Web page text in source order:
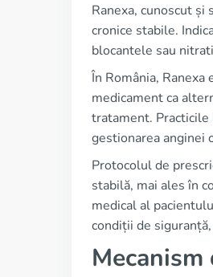
Ranexa, cunoscut
cronice stabile.
blocantele sau
În România,
medicament ca
tratament.
gestionarea anginei
Protocolul de
stabilă, mai ales în
medical al
condiții de